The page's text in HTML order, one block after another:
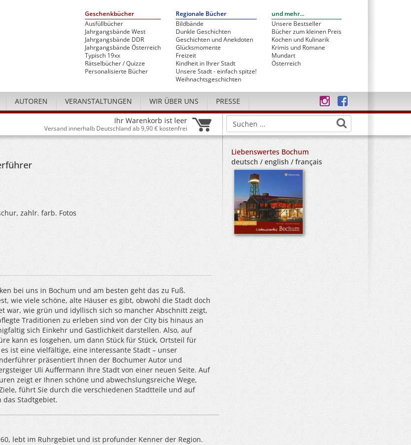
Geschenkbücher
Ausfüllbücher
Jahrgangsbände West
Jahrgangsbände DDR
Jahrgangsbände Österreich
Typisch 19xx
Rätselbücher / Quizze
Personalisierte Bücher
Regionale Bücher
Bildbände
Dunkle Geschichten
Geschichten und Anekdoten
Glücksmomente
Freizeit
Kindheit in Ihrer Stadt
Unsere Stadt - einfach spitze!
Weihnachtsgeschichten
und mehr...
Unsere Bestseller
Bücher zum kleinen Preis
Kochen und Kulinarik
Krimis und Romane
Mundart
Österreich
AUTOREN VERANSTALTUNGEN WIR ÜBER UNS PRESSE
Ihr Warenkorb ist leer
Versand innerhalb Deutschland ab 9,90 € kostenfrei
zahlr. farb. Fotos
bei uns in Bochum und am besten geht das zu Fuß.
wie viele schöne, alte Häuser es gibt, obwohl die Stadt doch
war, wie grün und idyllisch sich so mancher Abschnitt zeigt,
Traditionen zu erleben sind von der City bis hinaus an
sich Einkehr und Gastlichkeit darstellen. Also, auf
kann es losgehen, um dann Stück für Stück, Ortsteil für
ist eine vielfältige, eine interessante Stadt – unser
präsentiert Ihnen der Bochumer Autor und
Uli Auffermann Ihre Stadt von einer neuen Seite. Auf
zeigt er Ihnen schöne und abwechslungsreiche Wege,
führt Sie durch die verschiedenen Stadtteile und auf
Stadtgebiet.
lebt im Ruhrgebiet und ist profunder Kenner der Region.
Liebenswertes Bochum
deutsch / english / français